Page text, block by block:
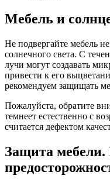
Мебель и
Не подвергайте мебель
солнечного света. С
лучи могут создавать
привести к его
рекомендуем защищать
Пожалуйста, обратите
темнеет естественно с
считается дефектом
Защита